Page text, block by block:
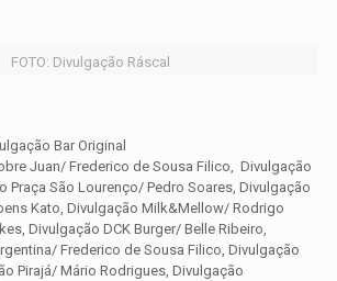
FOTO: Divulgação Ráscal
Bar Original
Juan/ Frederico de Sousa Filico, Divulgação
Praça São Lourenço/ Pedro Soares, Divulgação
Kato, Divulgação Milk&Mellow/ Rodrigo
Divulgação DCK Burger/ Belle Ribeiro,
Frederico de Sousa Filico, Divulgação
Pirajá/ Mário Rodrigues, Divulgação